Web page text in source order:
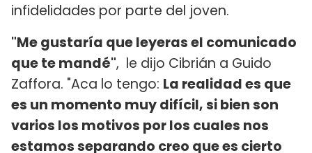
infidelidades por parte del joven.
"Me gustaría que leyeras el comunicado
que te mandé", le dijo Cibrián a Guido
Zaffora. "Aca lo tengo: La realidad es que
es un momento muy difícil, si bien son
varios los motivos por los cuales nos
estamos separando creo que es cierto